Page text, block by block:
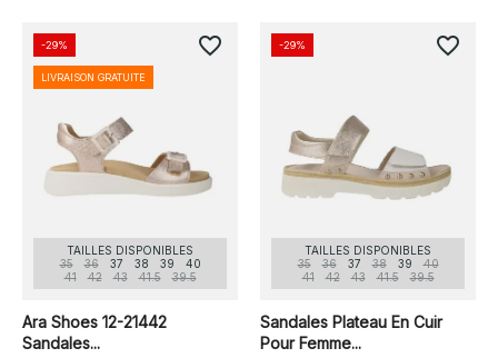
TAILLES DISPONIBLES
35
36 37 38 39
40
41
42 43 41.5 39.5
Ara Shoes 12-21442
Sandales...
-29%
LIVRAISON GRATUITE
favorite_border
TAILLES DISPONIBLES
35
36 37 38 39
40
41
42 43 41.5 39.5
Sandales Plateau En Cuir
Pour Femme...
-29% favorite_border